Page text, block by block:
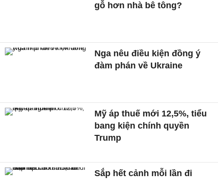
gỗ hơn nhà bê tông?
Nga nêu điều kiện đồng ý
đàm phán về Ukraine
Mỹ áp thuế mới 12,5%, tiểu
bang kiện chính quyền
Trump
Sắp hết cảnh mỗi lần đi